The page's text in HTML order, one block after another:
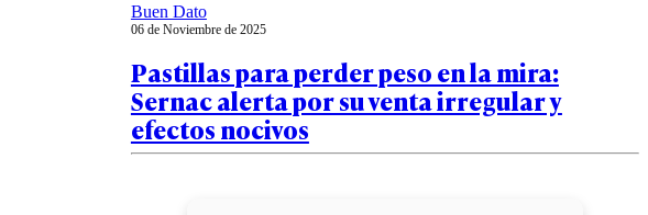
Buen Dato
06 de Noviembre de 2025
Pastillas para perder peso en la mira:
Sernac alerta por su venta irregular y
efectos nocivos